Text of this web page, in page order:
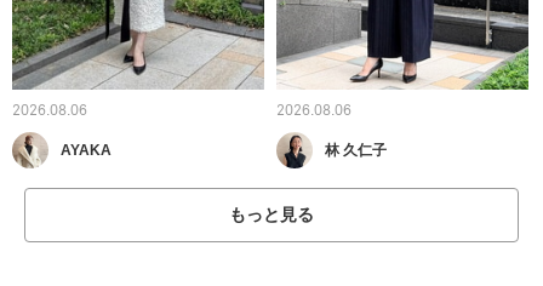
2026.08.06
AYAKA
2026.08.06
林 久仁子
もっと見る